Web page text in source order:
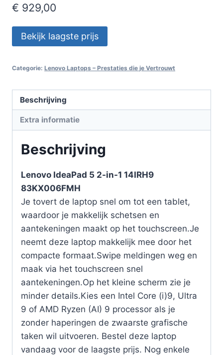
€ 929,00
Bekijk laagste prijs
Categorie: Lenovo Laptops – Prestaties die je Vertrouwt
Beschrijving
Extra informatie
Beschrijving
Lenovo IdeaPad 5 2-in-1 14IRH9
83KX006FMH
Je tovert de laptop snel om tot een tablet,
waardoor je makkelijk schetsen en
aantekeningen maakt op het touchscreen.Je
neemt deze laptop makkelijk mee door het
compacte formaat.Swipe meldingen weg en
maak via het touchscreen snel
aantekeningen.Op het kleine scherm zie je
minder details.Kies een Intel Core (i)9, Ultra
9 of AMD Ryzen (AI) 9 processor als je
zonder haperingen de zwaarste grafische
taken wil uitvoeren. Bestel deze laptop
vandaag voor de laagste prijs. Nog enkele